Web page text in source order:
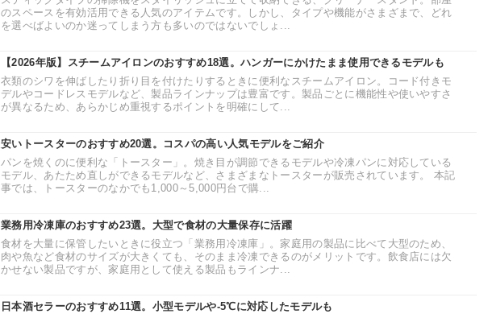
のスペースを有効活用できる人気のアイテムです。しかし、タイプや機能がさまざまで、どれ
を選べばよいのか迷ってしまう方も多いのではないでしょ...
【2026年版】スチームアイロンのおすすめ18選。ハンガーにかけたまま使用できるモデルも
衣類のシワを伸ばしたり折り目を付けたりするときに便利なスチームアイロン。コード付きモ
デルやコードレスモデルなど、製品ラインナップは豊富です。製品ごとに機能性や使いやすさ
が異なるため、あらかじめ重視するポイントを明確にして...
安いトースターのおすすめ20選。コスパの高い人気モデルをご紹介
パンを焼くのに便利な「トースター」。焼き目が調節できるモデルや冷凍パンに対応している
モデル、あたため直しができるモデルなど、さまざまなトースターが販売されています。 本記
事では、トースターのなかでも1,000～5,000円台で購...
業務用冷凍庫のおすすめ23選。大型で食材の大量保存に活躍
食材を大量に保管したいときに役立つ「業務用冷凍庫」。家庭用の製品に比べて大型のため、
肉や魚など食材のサイズが大きくても、そのまま冷凍できるのがメリットです。飲食店には欠
かせない製品ですが、家庭用として使える製品もラインナ...
日本酒セラーのおすすめ11選。小型モデルや-5℃に対応したモデルも